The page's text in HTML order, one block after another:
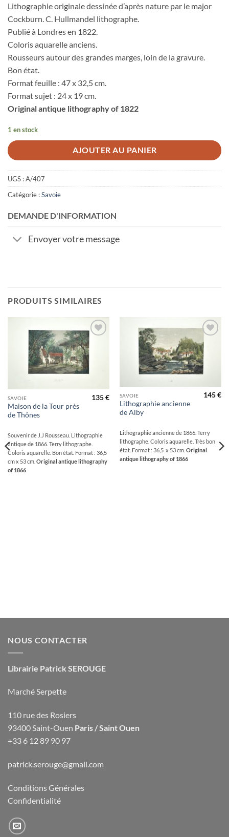
Lithographie originale dessinée d’après nature par le major
Cockburn. C. Hullmandel lithographe.
Publié à Londres en 1822.
Coloris aquarelle anciens.
Rousseurs autour des grandes marges, loin de la gravure.
Bon état.
Format feuille : 47 x 32,5 cm.
Format sujet : 24 x 19 cm.
Original antique lithography of 1822
1 en stock
AJOUTER AU PANIER
UGS :A/407
Catégorie :Savoie
DEMANDE D'INFORMATION
Envoyer votre message
PRODUITS SIMILAIRES
Ajouter
wishlist
SAVOIE
Maison de la Tour près
de Thônes
135€
Souvenir de J.J Rousseau. Lithographie
antique de 1866. Terry lithographe.
Coloris aquarelle. Bon état. Format : 36,5
cm x 53 cm. Original antique lithography
of 1866
Ajouter
à la
wishlist
SAVOIE
Lithographie ancienne
de Alby
145€
Lithographie ancienne de 1866. Terry
lithographe. Coloris aquarelle. Très bon
état. Format : 36,5 x 53 cm. Original
antique lithography of 1866
NOUS CONTACTER
Librairie Patrick SEROUGE
Marché Serpette
110 rue des Rosiers
93400 Saint-Ouen Paris / Saint Ouen
+33 6 12 89 90 97
patrick.serouge@gmail.com
Conditions Générales
Confidentialité